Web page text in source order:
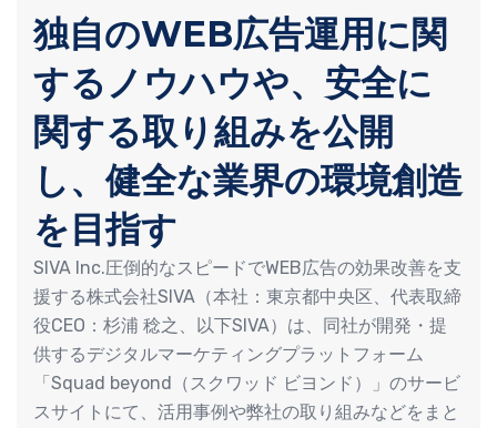
独自のWEB広告運用に関
するノウハウや、安全に
関する取り組みを公開
し、健全な業界の環境創造
を目指す
SIVA Inc.圧倒的なスピードでWEB広告の効果改善を支
援する株式会社SIVA（本社：東京都中央区、代表取締
役CEO：杉浦 稔之、以下SIVA）は、同社が開発・提
供するデジタルマーケティングプラットフォーム
「Squad beyond（スクワッド ビヨンド）」のサービ
スサイトにて、活用事例や弊社の取り組みなどをまと